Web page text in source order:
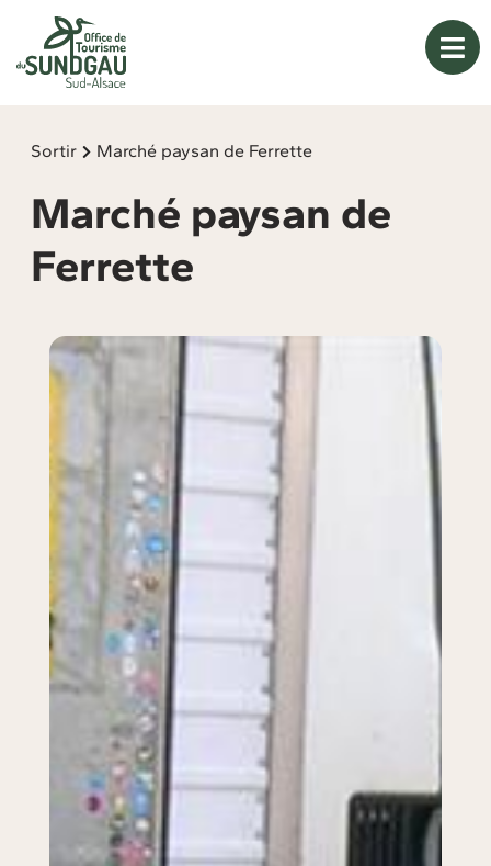
Sortir Marché paysan de Ferrette
Marché paysan de
Ferrette
Panneau de gestion des cookies